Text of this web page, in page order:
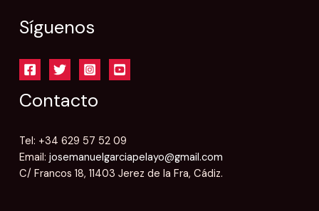
Síguenos
Contacto
Tel: +34 629 57 52 09
Email: josemanuelgarciapelayo@gmail.com
C/ Francos 18, 11403 Jerez de la Fra, Cádiz.